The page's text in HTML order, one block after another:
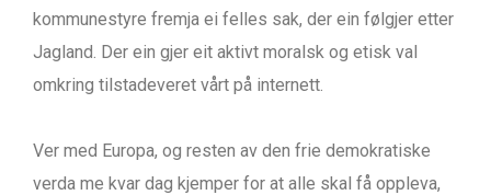
kommunestyre fremja ei felles sak, der ein følgjer etter
Jagland. Der ein gjer eit aktivt moralsk og etisk val
omkring tilstadeveret vårt på internett.
Ver med Europa, og resten av den frie demokratiske
verda me kvar dag kjemper for at alle skal få oppleva,